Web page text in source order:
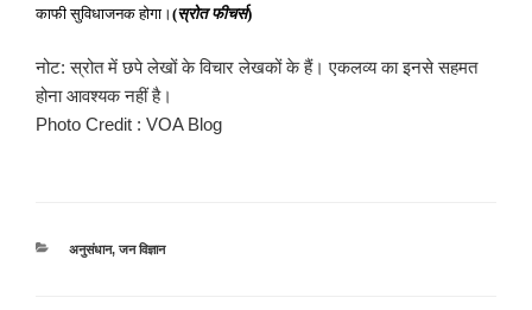
काफी सुविधाजनक होगा। (स्रोत फीचर्स)
नोट: स्रोत में छपे लेखों के विचार लेखकों के हैं। एकलव्य का इनसे सहमत
होना आवश्यक नहीं है।
Photo Credit : VOA Blog
श्रेणियाँ
अनुसंधान, जन विज्ञान